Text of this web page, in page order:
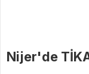
Nijer'de